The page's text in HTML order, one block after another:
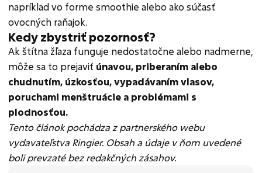
napríklad vo forme smoothie alebo ako súčasť
ovocných raňajok.
Kedy zbystriť pozornosť?
Ak štítna žľaza funguje nedostatočne alebo nadmerne,
môže sa to prejaviť únavou, priberaním alebo
chudnutím, úzkosťou, vypadávaním vlasov,
poruchami menštruácie a problémami s
plodnosťou.
Tento článok pochádza z partnerského webu
vydavateľstva Ringier. Obsah a údaje v ňom uvedené
boli prevzaté bez redakčných zásahov.